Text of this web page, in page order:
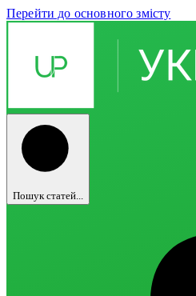
Перейти до основного змісту
Пошук статей...